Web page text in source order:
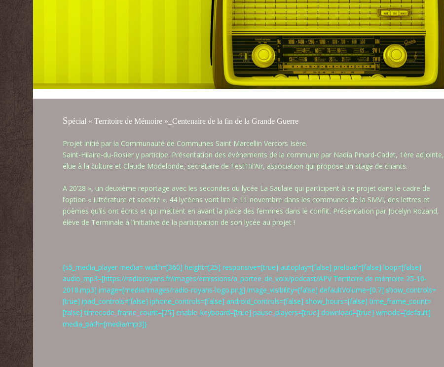
Spécial « Territoire de Mémoire »_Centenaire de la fin de la Grande Guerre
Projet initié par la Communauté de Communes Saint Marcellin Vercors Isère.
Saint-Hilaire-du-Rosier y participe. Présentation des événements de la commune par Nadia Pinard-Cadet, 1ère adjointe,
élue à la culture et Claude Modelonde, secrétaire de Fest’Hil’Air, association qui propose un stage de chants.
A 20’28 », un deuxième reportage avec les secondes du lycée La Saulaie qui participent à ce projet dans le cadre de
l’option « Littérature et société ». 44 lycéens vont lire le 11 novembre dans les communes de la SMVI, des lettres et
poèmes qu’ils ont écrits et qui mettent en avant la place des femmes dans le conflit. Présentation par Jocelyn Rozand,
élève de Terminale à l’initiative de la participation de son lycée au projet !
{s5_media_player media= width=[360] height=[25] responsive=[true] autoplay=[false] preload=[false] loop=[false]
audio_mp3=[https://radioroyans.fr/images/emissions/a_portee_de_voix/podcast/APV Territoire de mémoire 25-10-
2018.mp3] image=[media/images/radio-royans-logo.png] image_visibility=[false] defaultVolume=[0.7] show_controls=
[true] ipad_controls=[false] iphone_controls=[false] android_controls=[false] show_hours=[false] time_frame_count=
[false] timecode_frame_count=[25] enable_keyboard=[true] pause_players=[true] download=[true] wmode=[default]
media_path=[media/mp3]}